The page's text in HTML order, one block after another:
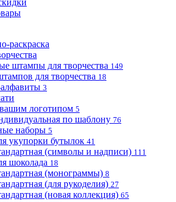
раскраска
штампы для творчества 149
для творчества 18
3
логотипом 5
по шаблону 76
наборы 5
укупорки бутылок 41
(символы и надписи) 111
шоколада 18
(монограммы) 8
(для рукоделия) 27
(новая коллекция) 65